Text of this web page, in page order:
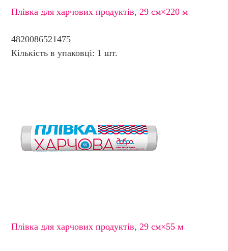
Плівка для харчових продуктів, 29 см×220 м
4820086521475
Кількість в упаковці: 1 шт.
Плівка для харчових продуктів, 29 см×55 м